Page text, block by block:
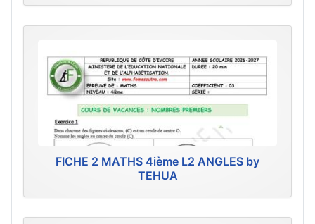
FICHE 2 MATHS 4ième L2 ANGLES by
TEHUA